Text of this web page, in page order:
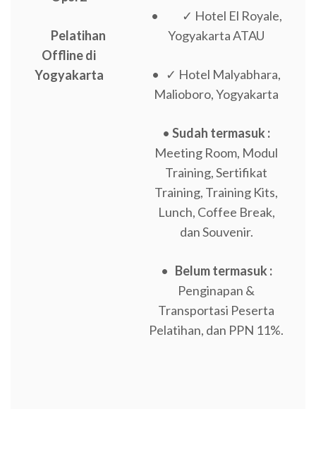
Pelatihan
Offline di
Yogyakarta
• ✓ Hotel El Royale,
Yogyakarta ATAU
• ✓ Hotel Malyabhara,
Malioboro, Yogyakarta
• Sudah termasuk :
Meeting Room, Modul
Training, Sertifikat
Training, Training Kits,
Lunch, Coffee Break,
dan Souvenir.
• Belum termasuk :
Penginapan &
Transportasi Peserta
Pelatihan, dan PPN 11%.